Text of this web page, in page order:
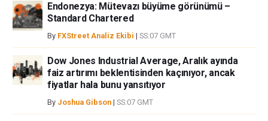
Endonezya: Mütevazı büyüme görünümü –
Standard Chartered
By FXStreet Analiz Ekibi | SS:07 GMT
Dow Jones Industrial Average, Aralık ayında
faiz artırımı beklentisinden kaçınıyor, ancak
fiyatlar hala bunu yansıtıyor
By Joshua Gibson | SS:07 GMT